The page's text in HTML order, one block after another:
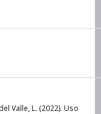
Valle, L. (2022). Uso